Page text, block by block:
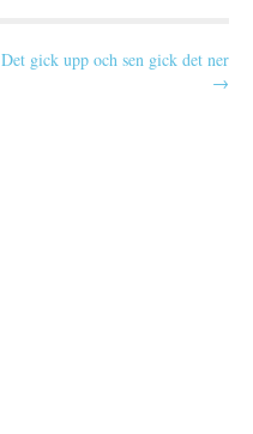
Det gick upp och sen gick det ner
→